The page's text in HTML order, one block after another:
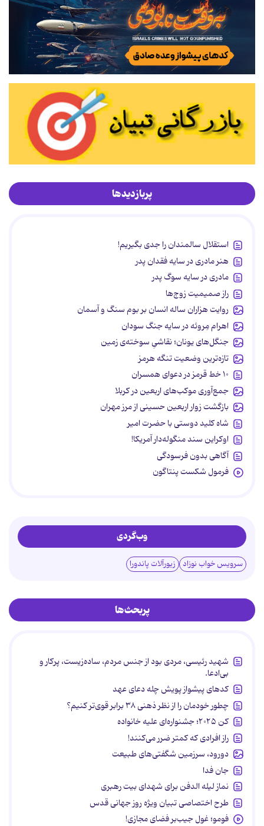
پربازدیدها
استقلال سالمندان را جدی بگیریم!
هنر مادری در سایه‌ فقدان پدر
مادری در سایه سوگ پدر
راز صمیمیت زوج‌ها
روایت هزاران ساله انسان بر بوم سنگ و آسمان
اهرام مِروئه در سایه جنگ سودان
جنگل‌های یونان؛ نقاشیِ سوخته‌ی زمین
تازه‌ترین وضعیت تنگه هرمز
۱۰ خط قرمز در دعوای همسران
جمع‌آوری موکب‌های اربعین در کربلا
بازگشت زوار اربعین حسینی از مرز مهران
شاه کلید دوستی با حضرت امیر
اوکراین سند منگوله‌دار آمریکا!
آگاهی بدون فرسودگی
فرمول شکست پنتاگون
وب‌گردی
سرویس خواب نوزاد زیورآلات پاندورا
پربحث‌ها
شهید رئیسی، مردی بود از جنس مردم، ساده‌زیست، پرکار و
بی‌ادعا.
کدهای پیشواز پویش چله دعای عهد
چطور خودمان را از نظر ذهنی ۳۸ برابر قوی‌تر کنیم؟
کن ۲۰۲۵؛ جشنواره‌ای علیه خانواده
راز افرادی که کمتر ضرر می‌کنند!
دورود، سرزمین شگفتی‌های طبیعت
جان فدا
نماز لیله الدفن برای شهدای بیت رهبری
طرح اختصاصی تبیان ویژه روز جهانی قدس
فومو؛ غول جیب‌بر فضای مجازی!